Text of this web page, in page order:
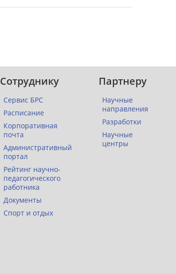
Сотруднику
Сервис БРС
Расписание
Корпоративная
почта
Административный
портал
Рейтинг научно-
педагогического
работника
Документы
Спорт и отдых
Партнеру
Научные
направления
Разработки
Научные
центры